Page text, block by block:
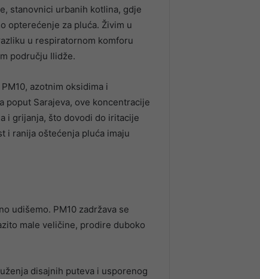
stanovnici urbanih kotlina, gdje
opterećenje za pluća. Živim u
u respiratornom komforu
području Ilidže.
azotnim oksidima i
poput Sarajeva, ove koncentracije
i grijanja, što dovodi do iritacije
i ranija oštećenja pluća imaju
udišemo. PM10 zadržava se
male veličine, prodire duboko
disajnih puteva i usporenog